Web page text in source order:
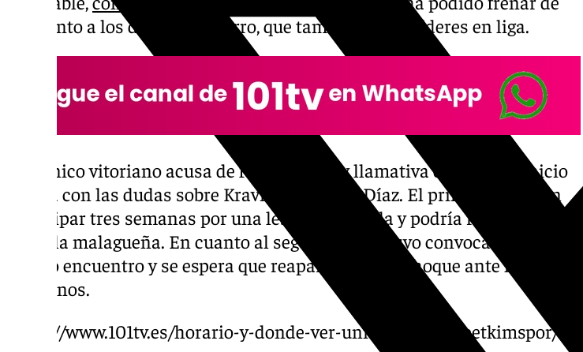
momento a los de Ibon Navarro, que también están líderes en liga.
El técnico vitoriano acusa de forma no muy llamativa el exigente inicio
de liga con las dudas sobre Kravish y Alberto Díaz. El primero lleva sin
participar tres semanas por una lesión de rodilla y podría regresar a la
planilla malagueña. En cuanto al segundo, ya estuvo convocado el
último encuentro y se espera que reaparezca en el choque ante los
otomanos.
https://www.101tv.es/horario-y-donde-ver-unicaja-aliaga-petkimspor/